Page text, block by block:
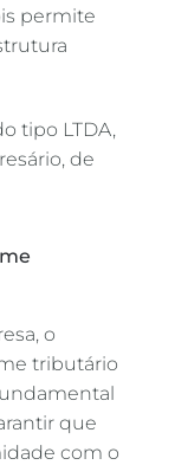
permite
tipo LTDA,
de
o
tributário
que
com o